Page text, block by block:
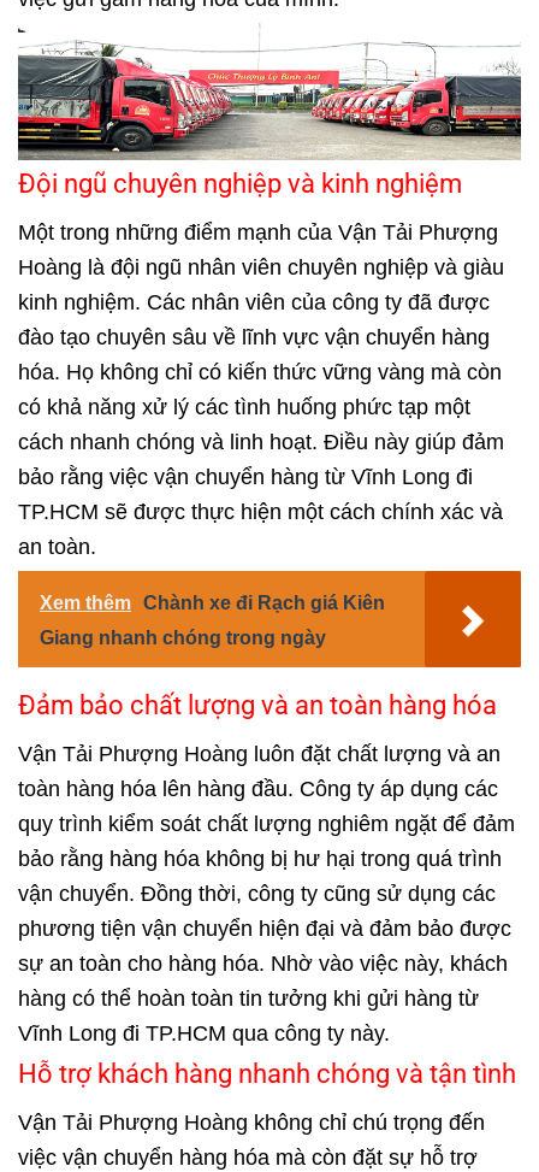
Đội ngũ chuyên nghiệp và kinh nghiệm
Một trong những điểm mạnh của Vận Tải Phượng
Hoàng là đội ngũ nhân viên chuyên nghiệp và giàu
kinh nghiệm. Các nhân viên của công ty đã được
đào tạo chuyên sâu về lĩnh vực vận chuyển hàng
hóa. Họ không chỉ có kiến thức vững vàng mà còn
có khả năng xử lý các tình huống phức tạp một
cách nhanh chóng và linh hoạt. Điều này giúp đảm
bảo rằng việc vận chuyển hàng từ Vĩnh Long đi
TP.HCM sẽ được thực hiện một cách chính xác và
an toàn.
Xem thêm Chành xe đi Rạch giá Kiên
Giang nhanh chóng trong ngày
Đảm bảo chất lượng và an toàn hàng hóa
Vận Tải Phượng Hoàng luôn đặt chất lượng và an
toàn hàng hóa lên hàng đầu. Công ty áp dụng các
quy trình kiểm soát chất lượng nghiêm ngặt để đảm
bảo rằng hàng hóa không bị hư hại trong quá trình
vận chuyển. Đồng thời, công ty cũng sử dụng các
phương tiện vận chuyển hiện đại và đảm bảo được
sự an toàn cho hàng hóa. Nhờ vào việc này, khách
hàng có thể hoàn toàn tin tưởng khi gửi hàng từ
Vĩnh Long đi TP.HCM qua công ty này.
Hỗ trợ khách hàng nhanh chóng và tận tình
Vận Tải Phượng Hoàng không chỉ chú trọng đến
việc vận chuyển hàng hóa mà còn đặt sự hỗ trợ